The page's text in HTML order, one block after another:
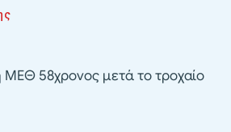
58χρονος μετά το τροχαίο